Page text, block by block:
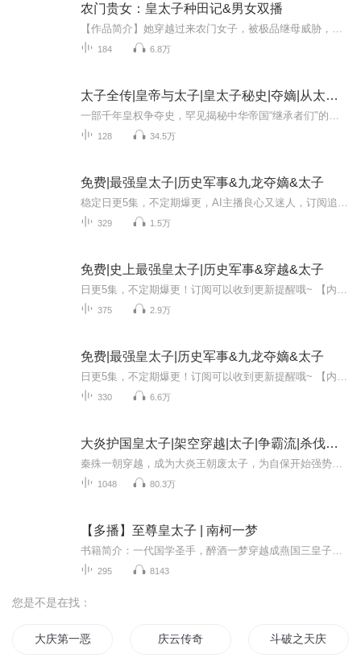
农门贵女：皇太子种田记&男女双播
184 6.8万
太子全传|皇帝与太子|皇太子秘史|夺嫡|从太子出发趣讲中国史|中国古代皇帝前传|皇太子生存指南大揭秘（北岸之声演播）
128 34.5万
免费|最强皇太子|历史军事&九龙夺嫡&太子
329 1.5万
免费|史上最强皇太子|历史军事&穿越&太子
375 2.9万
免费|最强皇太子|历史军事&九龙夺嫡&太子
330 6.6万
大炎护国皇太子|架空穿越|太子|争霸流|杀伐果断
1048 80.3万
【多播】至尊皇太子 | 南柯一梦
295 8143
您是不是在找：
大庆第一恶 庆云传奇 斗破之天庆焰火